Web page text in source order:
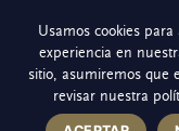
Política de
Usamos cookies
experiencia en
sitio, asumiremos que
revisar nuestra